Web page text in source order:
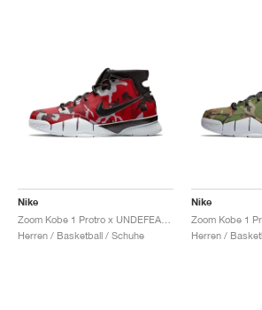
Nike
Zoom Kobe 1 Protro x UNDEFEATED "Red Camo"
Herren / Basketball / Schuhe
Nike
Herren /